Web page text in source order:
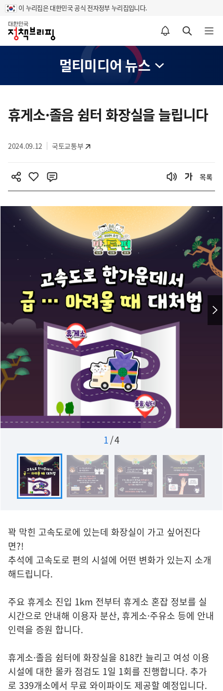
이 누리집은 대한민국 공식 전자정부 누리집입니다.
홈
알림설정 바로가기 검색 바로가기 메뉴 열기
멀티미디어 뉴스
텐
츠
역
휴게소·졸음 쉼터 화장실을 늘립니다
2024.09.12 국토교통부
목록
1/4
꽉 막힌 고속도로에 있는데 화장실이 가고 싶어진다
면?!
추석에 고속도로 편의 시설에 어떤 변화가 있는지 소개
해드립니다.
주요 휴게소 진입 1km 전부터 휴게소 혼잡 정보를 실
시간으로 안내해 이용자 분산, 휴게소·주유소 등에 안내
인력을 증원 합니다.
휴게소·졸음 쉼터에 화장실을 818칸 늘리고 여성 이용
시설에 대한 몰카 점검도 1일 1회를 진행합니다. 추가
로 339개소에서 무료 와이파이도 제공할 예정입니다.